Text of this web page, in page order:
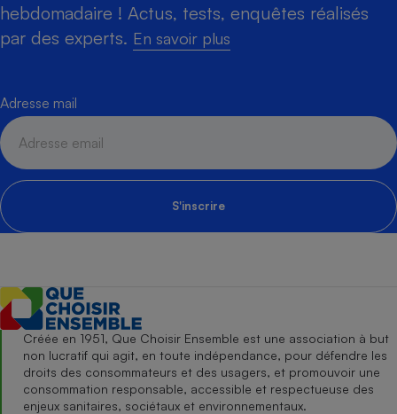
hebdomadaire ! Actus, tests, enquêtes réalisés
par des experts. En savoir plus
Adresse mail
S'inscrire
Créée en 1951, Que Choisir Ensemble est une association à but
non lucratif qui agit, en toute indépendance, pour défendre les
droits des consommateurs et des usagers, et promouvoir une
consommation responsable, accessible et respectueuse des
enjeux sanitaires, sociétaux et environnementaux.